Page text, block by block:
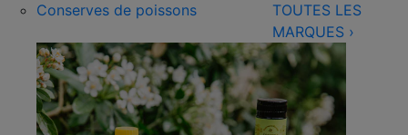
Conserves de poissons
TOUTES LES
MARQUES ›